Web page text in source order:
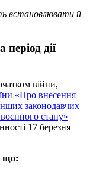
встановлювати й
дії
війни,
«Про внесення
законодавчих
стану»
17 березня
що: